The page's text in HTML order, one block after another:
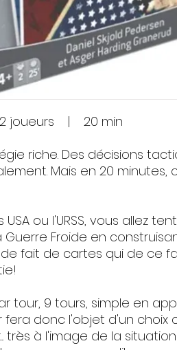
joueurs | 20 min
riche. Des décisions
Mais en 20 minutes,
ou l'URSS, vous allez
Froide en
fait de cartes qui de ce
tour, 9 tours, simple en
donc l'objet d'un choix
très à l'image de la